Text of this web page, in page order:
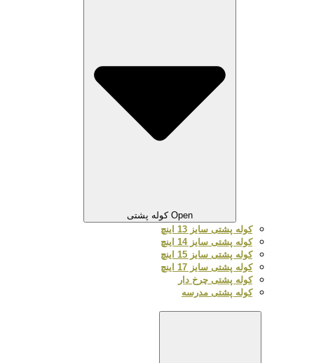
Open کوله پشتی
کوله پشتی سایز 13 اینچ
کوله پشتی سایز 14 اینچ
کوله پشتی سایز 15 اینچ
کوله پشتی سایز 17 اینچ
کوله پشتی چرخ دار
کوله پشتی مدرسه